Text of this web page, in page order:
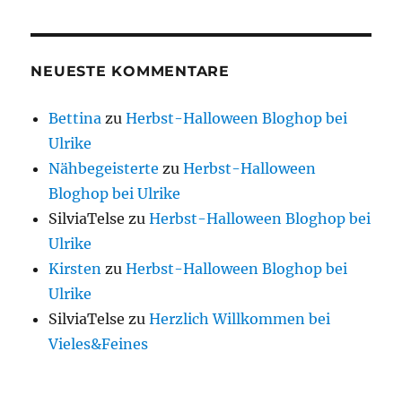
NEUESTE KOMMENTARE
Bettina zuHerbst-Halloween Bloghop bei
Ulrike
Nähbegeisterte zuHerbst-Halloween
Bloghop bei Ulrike
SilviaTelse zuHerbst-Halloween Bloghop bei
Ulrike
Kirsten zuHerbst-Halloween Bloghop bei
Ulrike
SilviaTelse zuHerzlich Willkommen bei
Vieles&Feines